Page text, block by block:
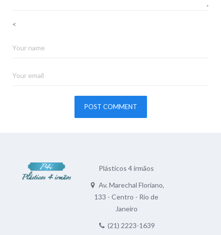
<
Plásticos 4 irmãos
Av. Marechal Floriano,
133 - Centro - Rio de
Janeiro
(21) 2223-1639